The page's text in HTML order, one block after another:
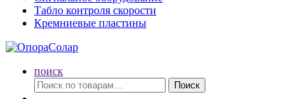
Табло контроля скорости
Кремниевые пластины
поиск
Искать:
Поиск